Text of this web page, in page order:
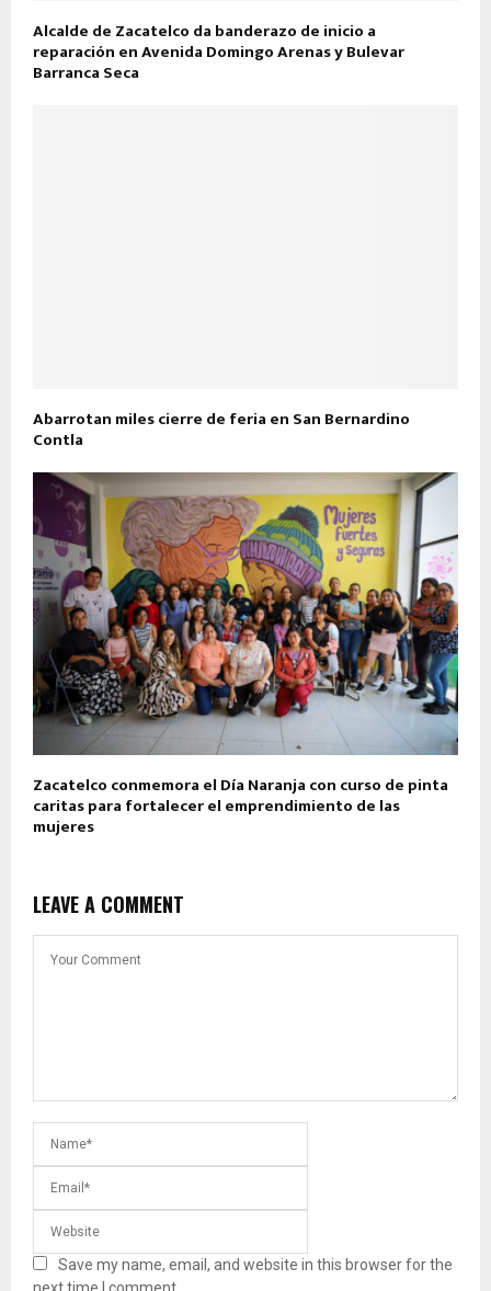
Alcalde de Zacatelco da banderazo de inicio a
reparación en Avenida Domingo Arenas y Bulevar
Barranca Seca
Abarrotan miles cierre de feria en San Bernardino
Contla
Zacatelco conmemora el Día Naranja con curso de pinta
caritas para fortalecer el emprendimiento de las
mujeres
LEAVE A COMMENT
Save my name, email, and website in this browser for the